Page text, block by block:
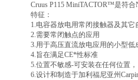
Cruus P115 MiniTACTOR™是符
特征：
1.电容器放电用常闭接触器及其它
2.需要常闭触点的应用
3.用于高压直流放电应用的小型低
4.旨在满足CE*性标准
5.位置不敏感-可安装在任何位置
6.设计和制造于加利福尼亚州